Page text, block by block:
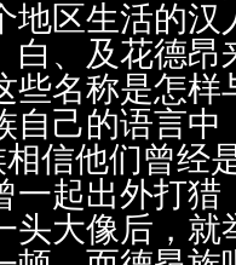
地区生活的
白、及花德
些名称是怎样
自己的语言
相信他们曾经
一起出外打
头大像后，